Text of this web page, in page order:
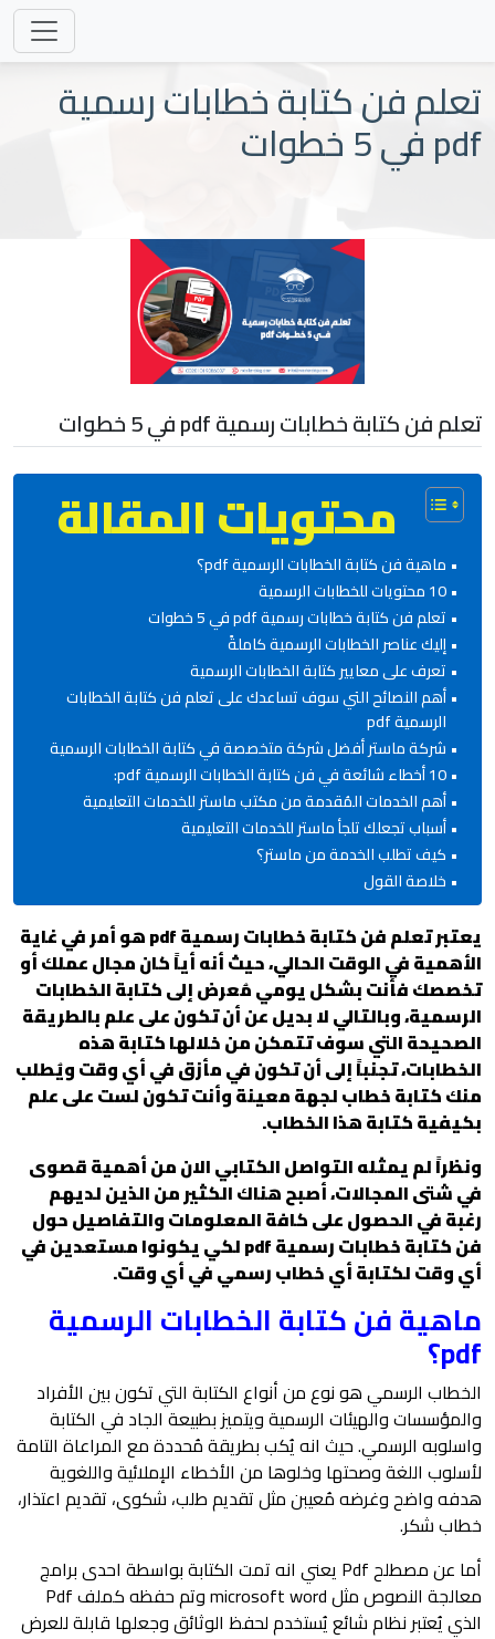
تعلم فن كتابة خطابات رسمية
pdf في 5 خطوات
تعلم فن كتابة خطابات رسمية pdf في 5 خطوات
محتويات المقالة
ماهية فن كتابة الخطابات الرسمية pdf؟
10 محتويات للخطابات الرسمية
تعلم فن كتابة خطابات رسمية pdf في 5 خطوات
إليك عناصر الخطابات الرسمية كاملةً
تعرف على معايير كتابة الخطابات الرسمية
أهم النصائح التي سوف تساعدك على تعلم فن كتابة الخطابات
الرسمية pdf
شركة ماستر أفضل شركة متخصصة في كتابة الخطابات الرسمية
10 أخطاء شائعة في فن كتابة الخطابات الرسمية pdf:
أهم الخدمات المُقدمة من مكتب ماستر للخدمات التعليمية
أسباب تجعلك تلجأ ماستر للخدمات التعليمية
كيف تطلب الخدمة من ماستر؟
خلاصة القول
يعتبر تعلم فن كتابة خطابات رسمية pdf هو أمر في غاية
الأهمية في الوقت الحالي، حيث أنه أياً كان مجال عملك أو
تخصصك فأنت بشكل يومي مُعرض إلى كتابة الخطابات
الرسمية، وبالتالي لا بديل عن أن تكون على علم بالطريقة
الصحيحة التي سوف تتمكن من خلالها كتابة هذه
الخطابات، تجنباً إلى أن تكون في مأزق في أي وقت ويُطلب
منك كتابة خطاب لجهة معينة وأنت تكون لست على علم
بكيفية كتابة هذا الخطاب.
ونظراً لم يمثله التواصل الكتابي الان من أهمية قصوى
في شتى المجالات، أصبح هناك الكثير من الذين لديهم
رغبة في الحصول على كافة المعلومات والتفاصيل حول
فن كتابة خطابات رسمية pdf لكي يكونوا مستعدين في
أي وقت لكتابة أي خطاب رسمي في أي وقت.
ماهيةفن كتابة الخطابات الرسمية
pdf؟
الخطاب الرسمي هو نوع من أنواع الكتابة التي تكون بين الأفراد
والمؤسسات والهيئات الرسمية ويتميز بطبيعة الجاد في الكتابة
واسلوبه الرسمي. حيث انه يُكب بطريقة مُحددة مع المراعاة التامة
لأسلوب اللغة وصحتها وخلوها من الأخطاء الإملائية واللغوية
هدفه واضح وغرضه مُعيبن مثل تقديم طلب، شكوى، تقديم اعتذار،
خطاب شكر.
أما عن مصطلح Pdf يعني انه تمت الكتابة بواسطة احدى برامج
معالجة النصوص مثل
microsoft word وتم حفظه كملف Pdf
الذي يُعتبر نظام شائع يُستخدم لحفظ الوثائق وجعلها قابلة للعرض